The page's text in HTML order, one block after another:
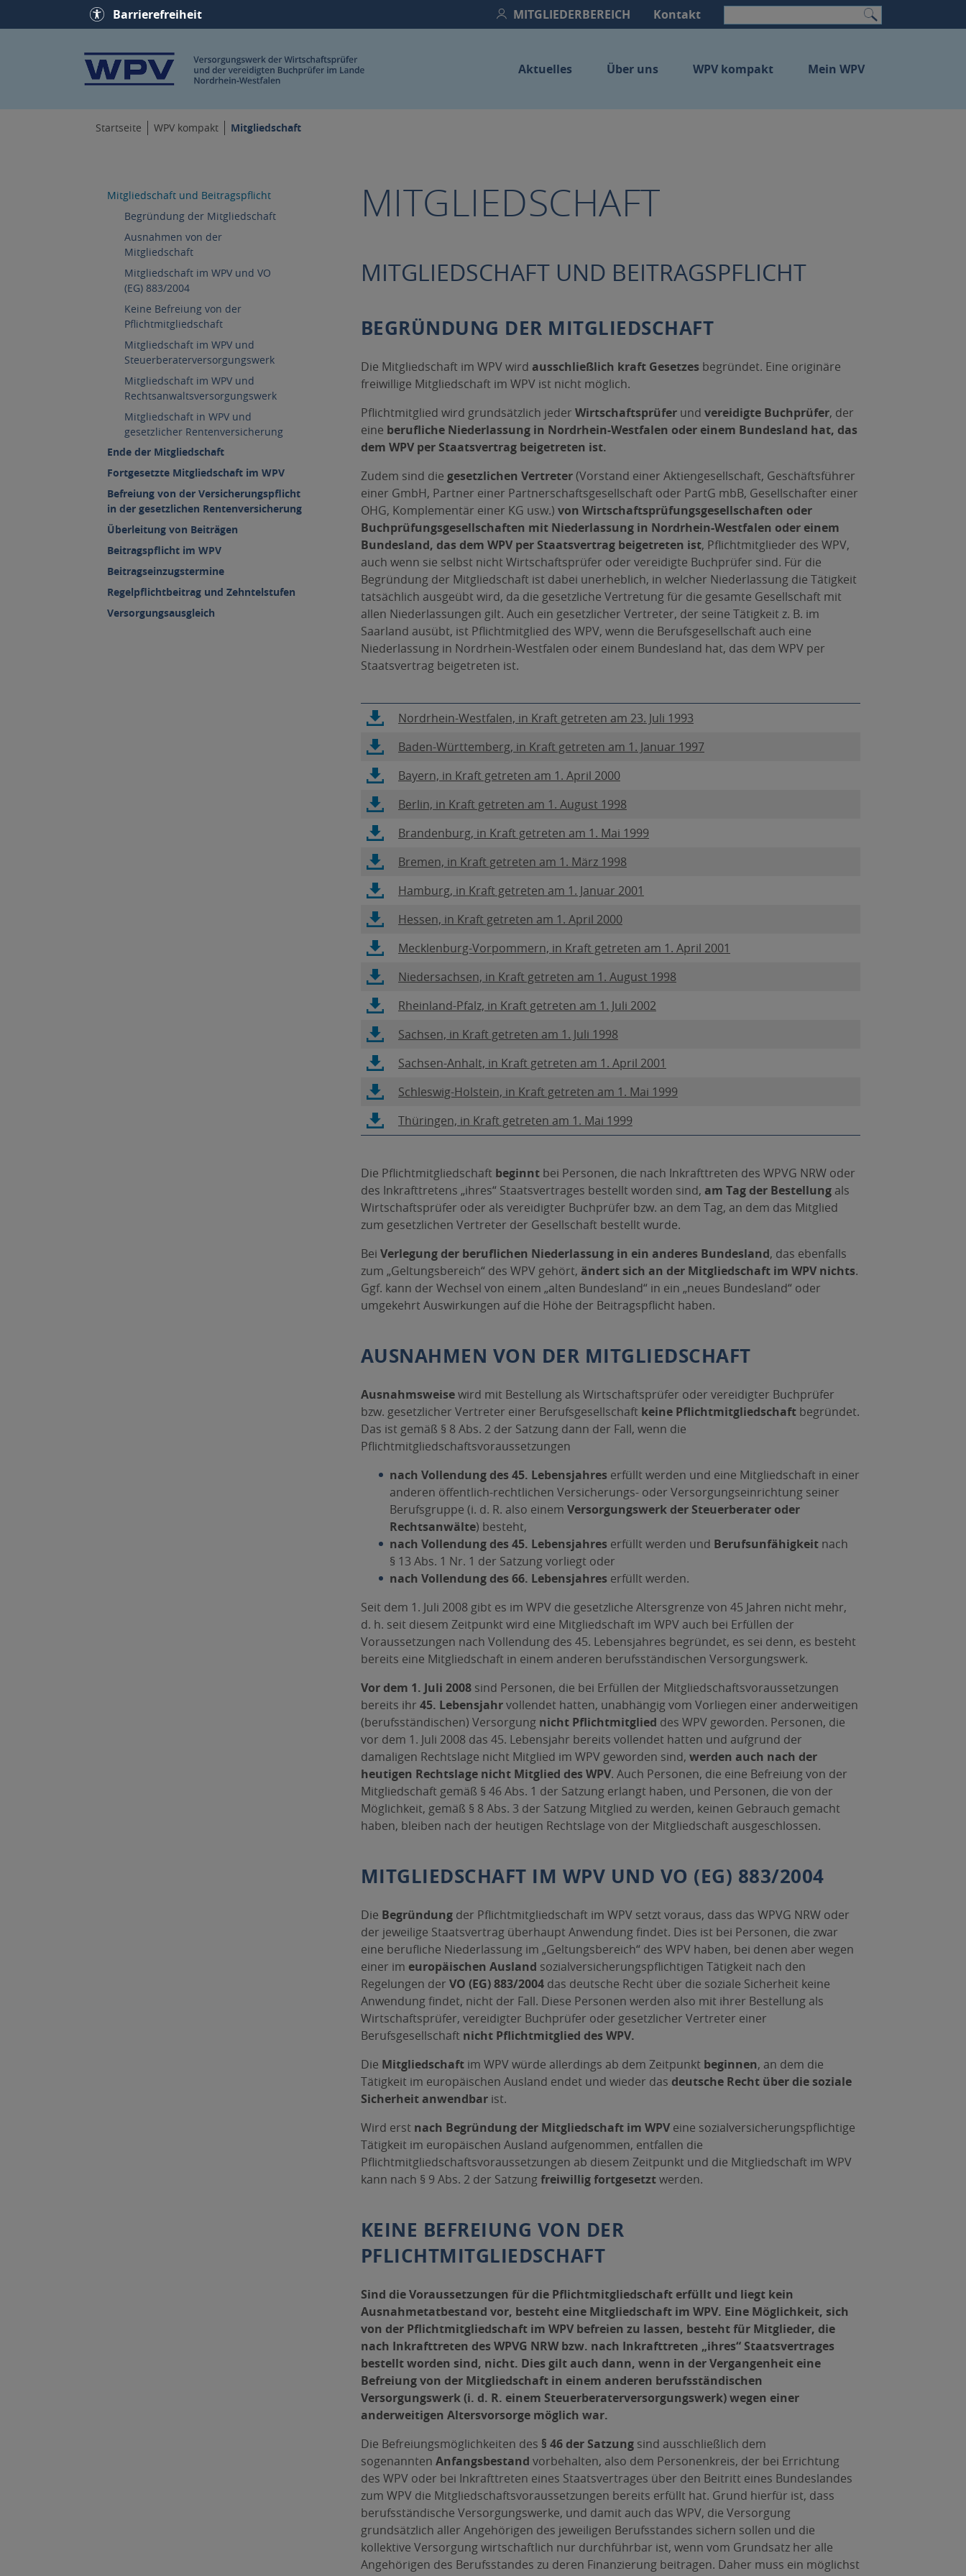
Barrierefreiheit MITGLIEDERBEREICH Kontakt Suchen
Aktuelles Über uns WPV kompakt Mein WPV
Startseite WPV kompakt Mitgliedschaft
Mitgliedschaft und Beitragspflicht
Begründung der Mitgliedschaft
Ausnahmen von der
Mitgliedschaft
Mitgliedschaft im WPV und VO
(EG) 883/2004
Keine Befreiung von der
Pflichtmitgliedschaft
Mitgliedschaft im WPV und
Steuerberaterversorgungswerk
Mitgliedschaft im WPV und
Rechtsanwaltsversorgungswerk
Mitgliedschaft in WPV und
gesetzlicher Rentenversicherung
Ende der Mitgliedschaft
Fortgesetzte Mitgliedschaft im WPV
Befreiung von der Versicherungspflicht
in der gesetzlichen Rentenversicherung
Überleitung von Beiträgen
Beitragspflicht im WPV
Beitragseinzugstermine
Regelpflichtbeitrag und Zehntelstufen
Versorgungsausgleich
MITGLIEDSCHAFT
MITGLIEDSCHAFT UND BEITRAGSPFLICHT
BEGRÜNDUNG DER MITGLIEDSCHAFT
Die Mitgliedschaft im WPV wird ausschließlich kraft Gesetzes begründet. Eine originäre
freiwillige Mitgliedschaft im WPV ist nicht möglich.
Pflichtmitglied wird grundsätzlich jeder Wirtschaftsprüferund vereidigte Buchprüfer, der
eine berufliche Niederlassung in Nordrhein-Westfalen oder einem Bundesland hat, das
dem WPV per Staatsvertrag beigetreten ist.
Zudem sind die gesetzlichen Vertreter(Vorstand einer Aktiengesellschaft, Geschäftsführer
einer GmbH, Partner einer Partnerschaftsgesellschaft oder PartG mbB, Gesellschafter einer
OHG, Komplementär einer KG usw.) von Wirtschaftsprüfungsgesellschaften oder
Buchprüfungsgesellschaften mit Niederlassung in Nordrhein-Westfalen oder einem
Bundesland, das dem WPV per Staatsvertrag beigetreten ist, Pflichtmitglieder des WPV,
auch wenn sie selbst nicht Wirtschaftsprüfer oder vereidigte Buchprüfer sind. Für die
Begründung der Mitgliedschaft ist dabei unerheblich, in welcher Niederlassung die Tätigkeit
tatsächlich ausgeübt wird, da die gesetzliche Vertretung für die gesamte Gesellschaft mit
allen Niederlassungen gilt. Auch ein gesetzlicher Vertreter, der seine Tätigkeit z. B. im
Saarland ausübt, ist Pflichtmitglied des WPV, wenn die Berufsgesellschaft auch eine
Niederlassung in Nordrhein-Westfalen oder einem Bundesland hat, das dem WPV per
Staatsvertrag beigetreten ist.
Nordrhein-Westfalen, in Kraft getreten am 23. Juli 1993
Link
sich
in
neuem
Fenster,
Datei
Baden-Württemberg, in Kraft getreten am 1. Januar 1997
Link
sich
in
neuem
Fenster,
Datei
Bayern, in Kraft getreten am 1. April 2000
Link
sich
in
neuem
Fenster,
Datei
Berlin, in Kraft getreten am 1. August 1998
Link
sich
in
neuem
Fenster,
Datei
Brandenburg, in Kraft getreten am 1. Mai 1999
Link
sich
in
neuem
Fenster,
Datei
Bremen, in Kraft getreten am 1. März 1998
Link
sich
in
neuem
Fenster,
Datei
Hamburg, in Kraft getreten am 1. Januar 2001
Link
sich
in
neuem
Fenster,
Datei
Hessen, in Kraft getreten am 1. April 2000
Link
sich
in
neuem
Fenster,
Datei
Mecklenburg-Vorpommern, in Kraft getreten am 1. April 2001
Link
sich
in
neuem
Fenster,
Datei
Niedersachsen, in Kraft getreten am 1. August 1998
Link
sich
in
neuem
Fenster,
Datei
Rheinland-Pfalz, in Kraft getreten am 1. Juli 2002
Link
sich
in
neuem
Fenster,
Datei
Sachsen, in Kraft getreten am 1. Juli 1998
Link
sich
in
neuem
Fenster,
PDF-
Sachsen-Anhalt, in Kraft getreten am 1. April 2001
Link
sich
in
neuem
PDF-
Datei
Schleswig-Holstein, in Kraft getreten am 1. Mai 1999
Link
sich
Fenster,
PDF-
Datei
Thüringen, in Kraft getreten am 1. Mai 1999
Link
öffnet
in
neuem
Fenster,
PDF-
Die Pflichtmitgliedschaft beginntbei Personen, die nach Inkrafttreten des WPVG NRW oder
des Inkrafttretens „ihres“ Staatsvertrages bestellt worden sind, am Tag der Bestellung als
Wirtschaftsprüfer oder als vereidigter Buchprüfer bzw. an dem Tag, an dem das Mitglied
zum gesetzlichen Vertreter der Gesellschaft bestellt wurde.
Bei Verlegung der beruflichen Niederlassung in ein anderes Bundesland, das ebenfalls
zum „Geltungsbereich“ des WPV gehört, ändert sich an der Mitgliedschaft im WPV nichts.
Ggf. kann der Wechsel von einem „alten Bundesland“ in ein „neues Bundesland“ oder
umgekehrt Auswirkungen auf die Höhe der Beitragspflicht haben.
AUSNAHMEN VON DER MITGLIEDSCHAFT
Ausnahmsweisewird mit Bestellung als Wirtschaftsprüfer oder vereidigter Buchprüfer
bzw. gesetzlicher Vertreter einer Berufsgesellschaft keine Pflichtmitgliedschaftbegründet.
Das ist gemäß § 8 Abs. 2 der Satzung dann der Fall, wenn die
Pflichtmitgliedschaftsvoraussetzungen
nach Vollendung des 45. Lebensjahres erfüllt werden und eine Mitgliedschaft in einer
anderen öffentlich-rechtlichen Versicherungs- oder Versorgungseinrichtung seiner
Berufsgruppe (i. d. R. also einem Versorgungswerk der Steuerberater oder
Rechtsanwälte) besteht,
nach Vollendung des 45. Lebensjahres erfüllt werden und Berufsunfähigkeitnach
§ 13 Abs. 1 Nr. 1 der Satzung vorliegt oder
nach Vollendung des 66. Lebensjahres erfüllt werden.
Seit dem 1. Juli 2008 gibt es im WPV die gesetzliche Altersgrenze von 45 Jahren nicht mehr,
d. h. seit diesem Zeitpunkt wird eine Mitgliedschaft im WPV auch bei Erfüllen der
Voraussetzungen nach Vollendung des 45. Lebensjahres begründet, es sei denn, es besteht
bereits eine Mitgliedschaft in einem anderen berufsständischen Versorgungswerk.
Vor dem 1. Juli 2008sind Personen, die bei Erfüllen der Mitgliedschaftsvoraussetzungen
bereits ihr 45. Lebensjahrvollendet hatten, unabhängig vom Vorliegen einer anderweitigen
(berufsständischen) Versorgung nicht Pflichtmitglied des WPV geworden. Personen, die
vor dem 1. Juli 2008 das 45. Lebensjahr bereits vollendet hatten und aufgrund der
damaligen Rechtslage nicht Mitglied im WPV geworden sind, werden auch nach der
heutigen Rechtslage nicht Mitglied des WPV. Auch Personen, die eine Befreiung von der
Mitgliedschaft gemäß § 46 Abs. 1 der Satzung erlangt haben, und Personen, die von der
Möglichkeit, gemäß § 8 Abs. 3 der Satzung Mitglied zu werden, keinen Gebrauch gemacht
haben, bleiben nach der heutigen Rechtslage von der Mitgliedschaft ausgeschlossen.
MITGLIEDSCHAFT IM WPV UND VO (EG) 883/2004
Die Begründungder Pflichtmitgliedschaft im WPV setzt voraus, dass das WPVG NRW oder
der jeweilige Staatsvertrag überhaupt Anwendung findet. Dies ist bei Personen, die zwar
eine berufliche Niederlassung im „Geltungsbereich“ des WPV haben, bei denen aber wegen
einer im europäischen Ausland sozialversicherungspflichtigen Tätigkeit nach den
Regelungen der VO (EG) 883/2004das deutsche Recht über die soziale Sicherheit keine
Anwendung findet, nicht der Fall. Diese Personen werden also mit ihrer Bestellung als
Wirtschaftsprüfer, vereidigter Buchprüfer oder gesetzlicher Vertreter einer
Berufsgesellschaft nicht Pflichtmitglied des WPV.
Die Mitgliedschaftim WPV würde allerdings ab dem Zeitpunkt beginnen, an dem die
Tätigkeit im europäischen Ausland endet und wieder das deutsche Recht über die soziale
Sicherheit anwendbarist.
Wird erst nach Begründung der Mitgliedschaft im WPVeine sozialversicherungspflichtige
Tätigkeit im europäischen Ausland aufgenommen, entfallen die
Pflichtmitgliedschaftsvoraussetzungen ab diesem Zeitpunkt und die Mitgliedschaft im WPV
kann nach § 9 Abs. 2 der Satzungfreiwillig fortgesetztwerden.
KEINE BEFREIUNG VON DER
PFLICHTMITGLIEDSCHAFT
Sind die Voraussetzungen für die Pflichtmitgliedschaft erfüllt und liegt kein
Ausnahmetatbestand vor, besteht eine Mitgliedschaft im WPV. Eine Möglichkeit, sich
von der Pflichtmitgliedschaft im WPV befreien zu lassen, besteht für Mitglieder, die
nach Inkrafttreten des WPVG NRW bzw. nach Inkrafttreten „ihres“ Staatsvertrages
bestellt worden sind, nicht. Dies gilt auch dann, wenn in der Vergangenheit eine
Befreiung von der Mitgliedschaft in einem anderen berufsständischen
Versorgungswerk (i. d. R. einem Steuerberaterversorgungswerk) wegen einer
anderweitigen Altersvorsorge möglich war.
Die Befreiungsmöglichkeiten des § 46 der Satzungsind ausschließlich dem
sogenannten Anfangsbestand vorbehalten, also dem Personenkreis, der bei Errichtung
des WPV oder bei Inkrafttreten eines Staatsvertrages über den Beitritt eines Bundeslandes
zum WPV die Mitgliedschaftsvoraussetzungen bereits erfüllt hat. Grund hierfür ist, dass
berufsständische Versorgungswerke, und damit auch das WPV, die Versorgung
grundsätzlich aller Angehörigen des jeweiligen Berufsstandes sichern sollen und die
kollektive Versorgung wirtschaftlich nur durchführbar ist, wenn vom Grundsatz her alle
Angehörigen des Berufsstandes zu deren Finanzierung beitragen. Daher muss ein möglichst